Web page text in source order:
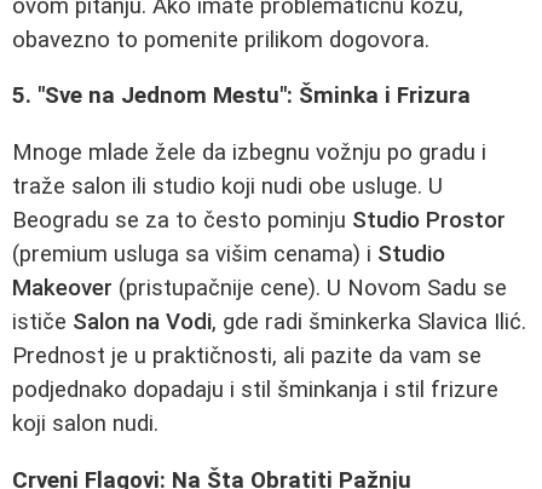
ovom pitanju. Ako imate problematičnu kožu,
obavezno to pomenite prilikom dogovora.
5. "Sve na Jednom Mestu": Šminka i Frizura
Mnoge mlade žele da izbegnu vožnju po gradu i
traže salon ili studio koji nudi obe usluge. U
Beogradu se za to često pominju Studio Prostor
(premium usluga sa višim cenama) i Studio
Makeover (pristupačnije cene). U Novom Sadu se
ističe Salon na Vodi, gde radi šminkerka Slavica Ilić.
Prednost je u praktičnosti, ali pazite da vam se
podjednako dopadaju i stil šminkanja i stil frizure
koji salon nudi.
Crveni Flagovi: Na Šta Obratiti Pažnju